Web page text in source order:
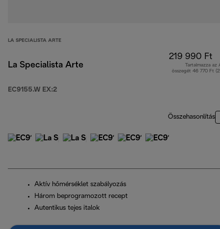
LA SPECIALISTA ARTE
La Specialista Arte
EC9155.W EX:2
219 990 Ft
Tartalmazza az
összegét 46 770 Ft
Összehasonlítás
Aktív hőmérséklet szabályozás
Három beprogramozott recept
Autentikus tejes italok